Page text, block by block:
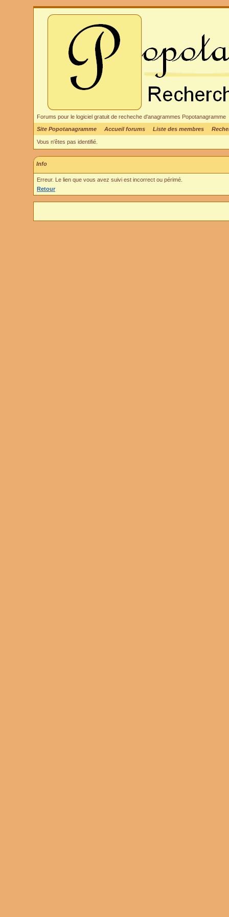
Forums pour le logiciel gratuit de recheche d'anagrammes Popotanagramme
Site Popotanagramme
Accueil forums Liste des membres
Vous n'êtes pas identifié.
Info
Erreur. Le lien que vous avez suivi est incorrect ou périmé.
Retour